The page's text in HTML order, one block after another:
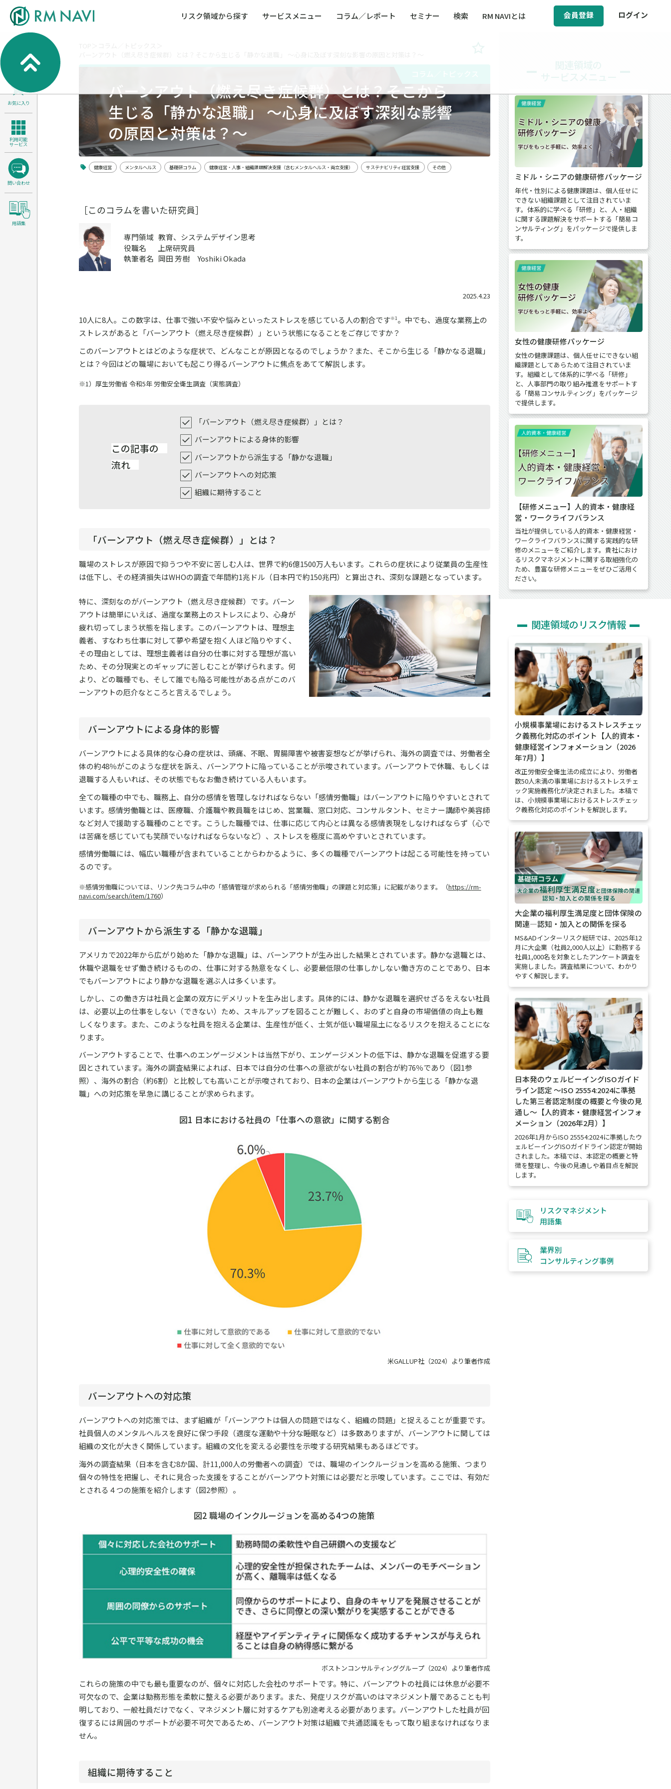
リスク領域から探す サービスメニュー コラム／レポート セミナー 検索 RM NAVIとは 会員登録 ログイン
洪水・積雪・地震・盗難）
BCP／BCM（事業継続マネジメント）
サステナビリティ経営支援
人権・人的資本課題解決支援
安全文化醸成／労働安全衛生
医療／介護／障害福祉／子ども・児童福祉等
全社的リスク管理（ERM）
危機管理
製品安全・食品安全
コンプライアンス・内部統制 海外
検索
お気に入り
利用可能
サービス
問い合わせ
用語集
バーンアウト（燃え尽き症候群）とは？そこから
生じる「静かな退職」 ～心身に及ぼす深刻な影響
の原因と対策は？～
健康経営 メンタルヘルス 基礎研コラム 健康経営・人事・組織課題解決支援（含むメンタルヘルス・両立支援） サステナビリティ経営支援 その他
［このコラムを書いた研究員］
専門領域 教育、システムデザイン思考
役職名
上席研究員
執筆者名 岡田 芳樹 Yoshiki Okada
2025.4.23
10人に8人。この数字は、仕事で強い不安や悩みといったストレスを感じている人の割合です※1。中でも、過度な業務上の
ストレスがあると「バーンアウト（燃え尽き症候群）」という状態になることをご存じですか？
このバーンアウトとはどのような症状で、どんなことが原因となるのでしょうか？また、そこから生じる「静かなる退職」
とは？今回はどの職場においても起こり得るバーンアウトに焦点をあてて解説します。
※1）厚生労働省 令和5年 労働安全衛生調査（実態調査）
この記事の
流れ
「バーンアウト（燃え尽き症候群）」とは？
バーンアウトによる身体的影響
バーンアウトから派生する「静かな退職」
バーンアウトへの対応策
組織に期待すること
「バーンアウト（燃え尽き症候群）」とは？
職場のストレスが原因で抑うつや不安に苦しむ人は、世界で約6億1500万人もいます。これらの症状により従業員の生産性
は低下し、その経済損失はWHOの調査で年間約1兆ドル（日本円で約150兆円）と算出され、深刻な課題となっています。
特に、深刻なのがバーンアウト（燃え尽き症候群）です。バーン
アウトは簡単にいえば、過度な業務上のストレスにより、心身が
疲れ切ってしまう状態を指します。このバーンアウトは、理想主
義者、すなわち仕事に対して夢や希望を抱く人ほど陥りやすく、
その理由としては、理想主義者は自分の仕事に対する理想が高い
ため、その分現実とのギャップに苦しむことが挙げられます。何
より、どの職種でも、そして誰でも陥る可能性がある点がこのバ
ーンアウトの厄介なところと言えるでしょう。
バーンアウトによる身体的影響
バーンアウトによる具体的な心身の症状は、頭痛、不眠、胃腸障害や被害妄想などが挙げられ、海外の調査では、労働者全
体の約48％がこのような症状を訴え、バーンアウトに陥っていることが示唆されています。バーンアウトで休職、もしくは
退職する人もいれば、その状態でもなお働き続けている人もいます。
全ての職種の中でも、職務上、自分の感情を管理しなければならない「感情労働職」はバーンアウトに陥りやすいとされて
います。感情労働職とは、医療職、介護職や教員職をはじめ、営業職、窓口対応、コンサルタント、セミナー講師や美容師
など対人で援助する職種のことです。こうした職種では、仕事に応じて内心とは異なる感情表現をしなければならず（心で
は苦痛を感じていても笑顔でいなければならないなど）、ストレスを極度に高めやすいとされています。
感情労働職には、幅広い職種が含まれていることからわかるように、多くの職種でバーンアウトは起こる可能性を持ってい
るのです。
※感情労働職については、リンク先コラム中の「感情管理が求められる「感情労働職」の課題と対応策」に記載があります。（https://rm-
navi.com/search/item/1760）
バーンアウトから派生する「静かな退職」
アメリカで2022年から広がり始めた「静かな退職」は、バーンアウトが生み出した結果とされています。静かな退職とは、
休職や退職をせず働き続けるものの、仕事に対する熱意をなくし、必要最低限の仕事しかしない働き方のことであり、日本
でもバーンアウトにより静かな退職を選ぶ人は多くいます。
しかし、この働き方は社員と企業の双方にデメリットを生み出します。具体的には、静かな退職を選択せざるをえない社員
は、必要以上の仕事をしない（できない）ため、スキルアップを図ることが難しく、おのずと自身の市場価値の向上も難
しくなります。また、このような社員を抱える企業は、生産性が低く、士気が低い職場風土になるリスクを抱えることにな
ります。
バーンアウトすることで、仕事へのエンゲージメントは当然下がり、エンゲージメントの低下は、静かな退職を促進する要
因とされています。海外の調査結果によれば、日本では自分の仕事への意欲がない社員の割合が約76％であり（図1参
照）、海外の割合（約6割）と比較しても高いことが示唆されており、日本の企業はバーンアウトから生じる「静かな退
職」への対応策を早急に講じることが求められます。
図1 日本における社員の「仕事への意欲」に関する割合
米GALLUP社（2024）より筆者作成
バーンアウトへの対応策
バーンアウトへの対応策では、まず組織が「バーンアウトは個人の問題ではなく、組織の問題」と捉えることが重要です。
社員個人のメンタルヘルスを良好に保つ手段（適度な運動や十分な睡眠など）は多数ありますが、バーンアウトに関しては
組織の文化が大きく関係しています。組織の文化を変える必要性を示唆する研究結果もあるほどです。
海外の調査結果（日本を含む8か国、計11,000人の労働者への調査）では、職場のインクルージョンを高める施策、つまり
個々の特性を把握し、それに見合った支援をすることがバーンアウト対策には必要だと示唆しています。ここでは、有効だ
とされる４つの施策を紹介します（図2参照）。
図2 職場のインクルージョンを高める4つの施策
ボストンコンサルティンググループ（2024）より筆者作成
これらの施策の中でも最も重要なのが、個々に対応した会社のサポートです。特に、バーンアウトの社員には休息が必要不
可欠なので、企業は勤務形態を柔軟に整える必要があります。また、発症リスクが高いのはマネジメント層であることも判
明しており、一般社員だけでなく、マネジメント層に対するケアも別途考える必要があります。バーンアウトした社員が回
復するには周囲のサポートが必要不可欠であるため、バーンアウト対策は組織で共通認識をもって取り組まなければなりま
せん。
組織に期待すること
ミドル・シニアの健康研修パッケージ
年代・性別による健康課題は、個人任せに
できない組織課題として注目されていま
す。体系的に学べる「研修」と、人・組織
に関する課題解決をサポートする「簡易コ
ンサルティング」をパッケージで提供しま
す。
女性の健康研修パッケージ
女性の健康課題は、個人任せにできない組
織課題としてあらためて注目されていま
す。組織として体系的に学べる「研修」
と、人事部門の取り組み推進をサポートす
る「簡易コンサルティング」をパッケージ
で提供します。
【研修メニュー】人的資本・健康経
営・ワークライフバランス
当社が提供している人的資本・健康経営・
ワークライフバランスに関する実践的な研
修のメニューをご紹介します。貴社におけ
るリスクマネジメントに関する取組強化の
ため、豊富な研修メニューをぜひご活用く
ださい。
関連領域のリスク情報
小規模事業場におけるストレスチェッ
ク義務化対応のポイント【人的資本・
健康経営インフォメーション（2026
年7月）】
改正労働安全衛生法の成立により、労働者
数50人未満の事業場におけるストレスチェ
ック実施義務化が決定されました。本稿で
は、小規模事業場におけるストレスチェッ
ク義務化対応のポイントを解説します。
大企業の福利厚生満足度と団体保険の
関連―認知・加入との関係を探る
MS&ADインターリスク総研では、2025年12
月に大企業（社員2,000人以上）に勤務する
社員1,000名を対象としたアンケート調査を
実施しました。調査結果について、わかり
やすく解説します。
日本発のウェルビーイングISOガイド
ライン認定 ～ISO 25554:2024に準拠
した第三者認定制度の概要と今後の見
通し～【人的資本・健康経営インフォ
メーション（2026年2月）】
2026年1月からISO 25554:2024に準拠したウ
ェルビーイングISOガイドライン認定が開始
されました。本稿では、本認定の概要と特
徴を整理し、今後の見通しや着目点を解説
します。
リスクマネジメント
用語集
業界別
コンサルティング事例